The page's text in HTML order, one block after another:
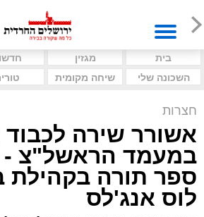
בית מגזין
השכונה שלי
שיחה מקומית
חצרות
אשורר שירה
במעמד הראשל"צ -
ספר תורה בקהילת
לוס אנג'לס